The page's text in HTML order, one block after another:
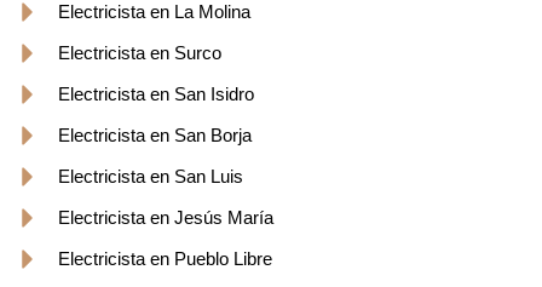
Electricista en La Molina
Electricista en Surco
Electricista en San Isidro
Electricista en San Borja
Electricista en San Luis
Electricista en Jesús María
Electricista en Pueblo Libre